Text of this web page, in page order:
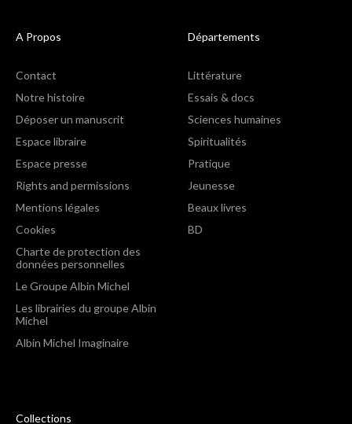
A Propos
Contact
Notre histoire
Déposer un manuscrit
Espace libraire
Espace presse
Rights and permissions
Mentions légales
Cookies
Charte de protection des
données personnelles
Le Groupe Albin Michel
Les librairies du groupe Albin
Michel
Albin Michel Imaginaire
Départements
Littérature
Essais & docs
Sciences humaines
Spiritualités
Pratique
Jeunesse
Beaux livres
BD
Collections